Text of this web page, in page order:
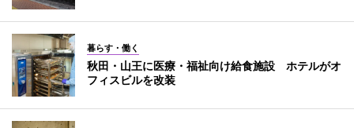
暮らす・働く
秋田・山王に医療・福祉向け給食施設 ホテルがオ
フィスビルを改装